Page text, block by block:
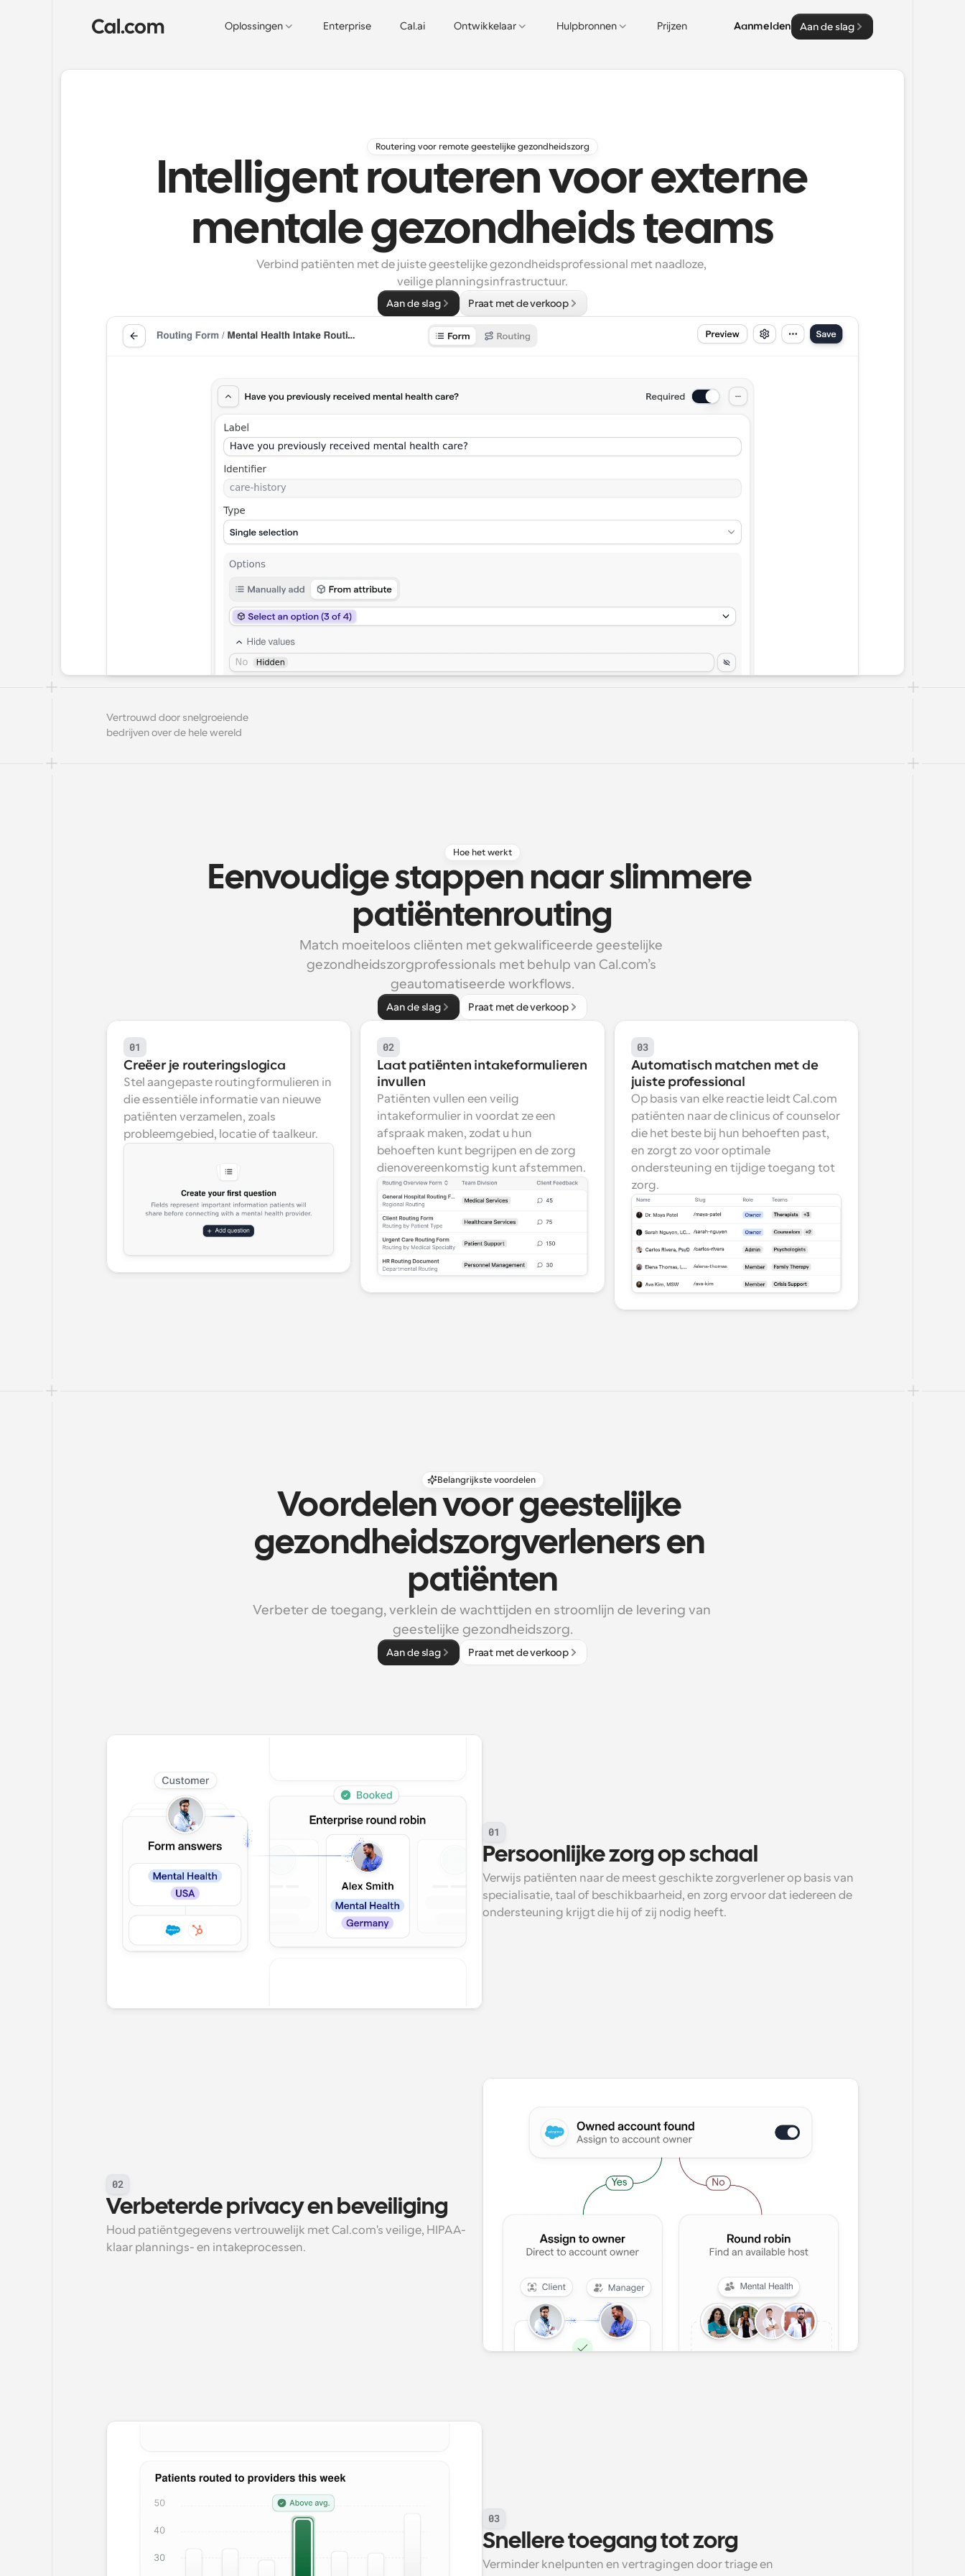
Oplossingen Enterprise Cal.ai Ontwikkelaar Hulpbronnen Prijzen Aanmelden Aan de slag
Routering voor remote geestelijke gezondheidszorg
Intelligent routeren voor externe
mentale gezondheids teams
Verbind patiënten met de juiste geestelijke gezondheidsprofessional met naadloze,
veilige planningsinfrastructuur.
Aan de slag Praat met de verkoop
Vertrouwd door snelgroeiende
bedrijven over de hele wereld
Hoe het werkt
Eenvoudige stappen naar slimmere
patiëntenrouting
Match moeiteloos cliënten met gekwalificeerde geestelijke
gezondheidszorgprofessionals met behulp van Cal.com’s
geautomatiseerde workflows.
Aan de slag Praat met de verkoop
01
Creëer je routeringslogica
Stel aangepaste routingformulieren in
die essentiële informatie van nieuwe
patiënten verzamelen, zoals
probleemgebied, locatie of taalkeur.
02
Laat patiënten intakeformulieren
invullen
Patiënten vullen een veilig
intakeformulier in voordat ze een
afspraak maken, zodat u hun
behoeften kunt begrijpen en de zorg
dienovereenkomstig kunt afstemmen.
03
Automatisch matchen met de
juiste professional
Op basis van elke reactie leidt Cal.com
patiënten naar de clinicus of counselor
die het beste bij hun behoeften past,
en zorgt zo voor optimale
ondersteuning en tijdige toegang tot
zorg.
Belangrijkste voordelen
Voordelen voor geestelijke
gezondheidszorgverleners en
patiënten
Verbeter de toegang, verklein de wachttijden en stroomlijn de levering van
geestelijke gezondheidszorg.
Aan de slag Praat met de verkoop
01
Persoonlijke zorg op schaal
Verwijs patiënten naar de meest geschikte zorgverlener op basis van
specialisatie, taal of beschikbaarheid, en zorg ervoor dat iedereen de
ondersteuning krijgt die hij of zij nodig heeft.
02
Verbeterde privacy en beveiliging
Houd patiëntgegevens vertrouwelijk met Cal.com's veilige, HIPAA-
klaar plannings- en intakeprocessen.
03
Snellere toegang tot zorg
Verminder knelpunten en vertragingen door triage en